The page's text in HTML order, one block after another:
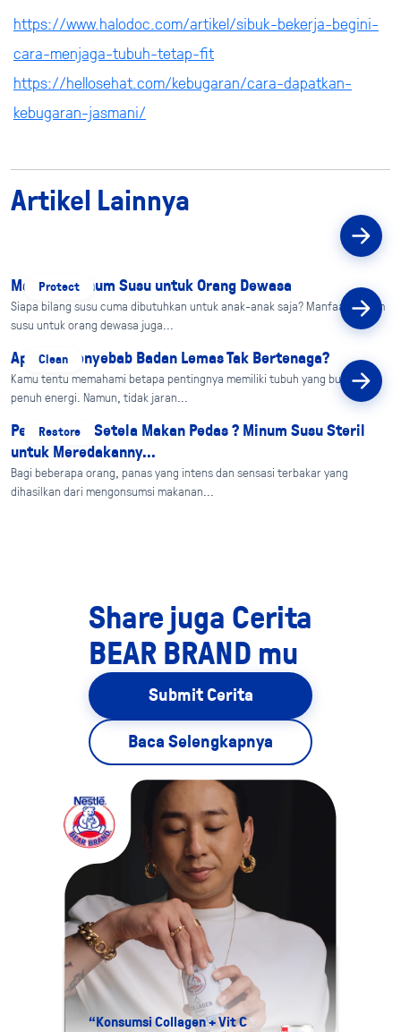
https://www.halodoc.com/artikel/sibuk-bekerja-begini-
cara-menjaga-tubuh-tetap-fit
https://hellosehat.com/kebugaran/cara-dapatkan-
kebugaran-jasmani/
Artikel Lainnya
Protect
Manfaat Minum Susu untuk Orang Dewasa
Siapa bilang susu cuma dibutuhkan untuk anak-anak saja? Manfaat minum
susu untuk orang dewasa juga...
Clean
Apa Sih, Penyebab Badan Lemas Tak Bertenaga?
Kamu tentu memahami betapa pentingnya memiliki tubuh yang bugar dan
penuh energi. Namun, tidak jaran...
Restore
Perut Panas Setela Makan Pedas ? Minum Susu Steril
untuk Meredakanny...
Bagi beberapa orang, panas yang intens dan sensasi terbakar yang
dihasilkan dari mengonsumsi makanan...
Share juga Cerita
BEAR BRAND mu
Submit Cerita
Baca Selengkapnya
“Konsumsi Collagen + Vit C